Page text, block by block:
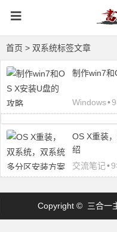
首页 > 双系统标签文章
制作win7和
Windows•
OS X重装
绍
交流笔记•
Copyright © 三合